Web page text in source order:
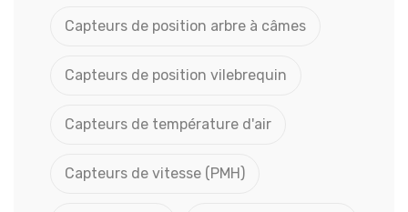
Capteurs de position arbre à câmes
Capteurs de position vilebrequin
Capteurs de température d'air
Capteurs de vitesse (PMH)